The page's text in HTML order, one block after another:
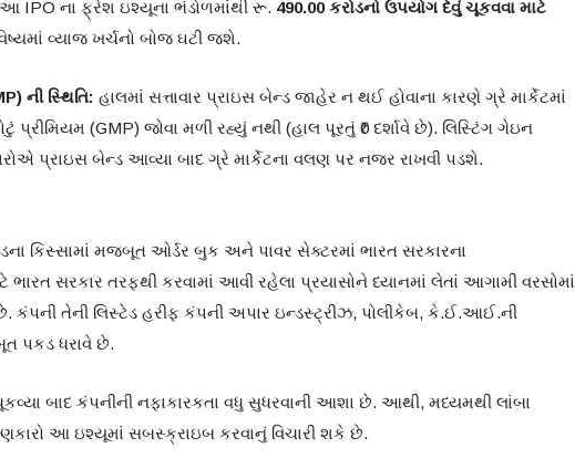
IPO ના ફ્રેશ ઇશ્યૂના ભંડોળમાંથી રૂ. 490.00 કરોડનો ઉપયોગ દેવું ચૂકવવા માટે
વ્યાજ ખર્ચનો બોજ ઘટી જશે.
ની સ્થિતિ: હાલમાં સત્તાવાર પ્રાઇસ બેન્ડ જાહેર ન થઈ હોવાના કારણે ગ્રે માર્કેટમાં
પ્રીમિયમ (GMP) જોવા મળી રહ્યું નથી (હાલ પૂરતું ₹0 દર્શાવે છે). લિસ્ટિંગ ગેઇન
પ્રાઇસ બેન્ડ આવ્યા બાદ ગ્રે માર્કેટના વલણ પર નજર રાખવી પડશે.
કિસ્સામાં મજબૂત ઓર્ડર બુક અને પાવર સેક્ટરમાં ભારત સરકારના
ભારત સરકાર તરફથી કરવામાં આવી રહેલા પ્રયાસોને ધ્યાનમાં લેતાં આગામી વરસોમાં
કંપની તેની લિસ્ટેડ હરીફ કંપની અપાર ઇન્ડસ્ટ્રીઝ, પોલીકેબ, કે.ઈ.આઈ.ની
પકડ ધરાવે છે.
બાદ કંપનીની નફાકારકતા વધુ સુધરવાની આશા છે. આથી, મધ્યમથી લાંબા
આ ઇશ્યૂમાં સબસ્ક્રાઇબ કરવાનું વિચારી શકે છે.